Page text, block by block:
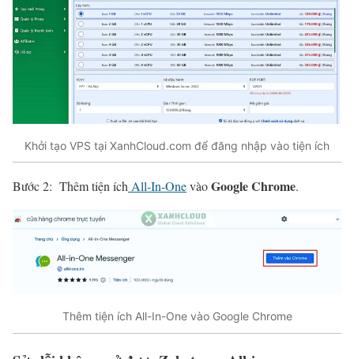
Khởi tạo VPS tại XanhCloud.com để đăng nhập vào tiện ích
Bước 2: Thêm tiện íchAll-In-OnevàoGoogle Chrome.
Thêm tiện ích All-In-One vào Google Chrome